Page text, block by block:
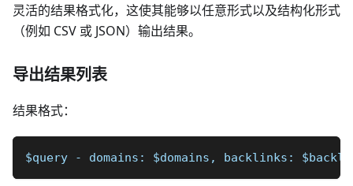
灵活的结果格式化，这使其能够以任意形式以及结构化形式
（例如 CSV 或 JSON）输出结果。
导出结果列表
结果格式：
$query - domains: $domains, backlinks: